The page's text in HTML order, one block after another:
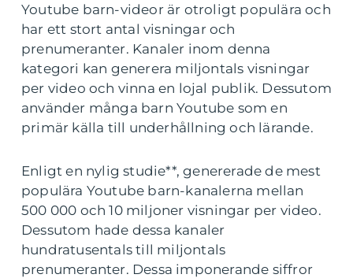
Youtube barn-videor är otroligt populära och
har ett stort antal visningar och
prenumeranter. Kanaler inom denna
kategori kan generera miljontals visningar
per video och vinna en lojal publik. Dessutom
använder många barn Youtube som en
primär källa till underhållning och lärande.
Enligt en nylig studie**, genererade de mest
populära Youtube barn-kanalerna mellan
500 000 och 10 miljoner visningar per video.
Dessutom hade dessa kanaler
hundratusentals till miljontals
prenumeranter. Dessa imponerande siffror